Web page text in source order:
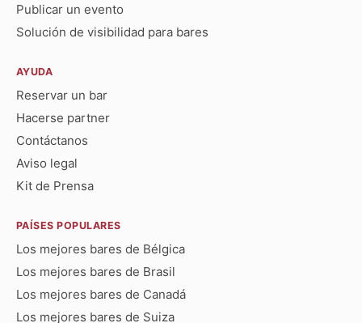
Publicar un evento
Solución de visibilidad para bares
AYUDA
Reservar un bar
Hacerse partner
Contáctanos
Aviso legal
Kit de Prensa
PAÍSES POPULARES
Los mejores bares de Bélgica
Los mejores bares de Brasil
Los mejores bares de Canadá
Los mejores bares de Suiza